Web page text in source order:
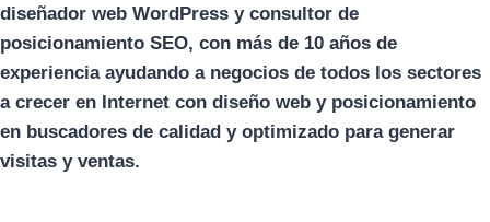
diseñador web WordPress y consultor de
posicionamiento SEO, con más de 10 años de
experiencia ayudando a negocios de todos los sectores
a crecer en Internet con diseño web y posicionamiento
en buscadores de calidad y optimizado para generar
visitas y ventas.